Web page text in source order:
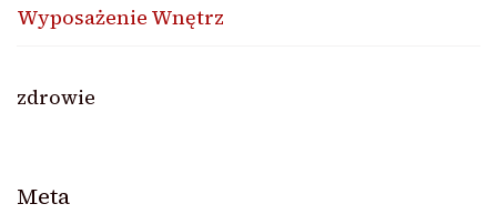
Wyposażenie Wnętrz
zdrowie
Meta